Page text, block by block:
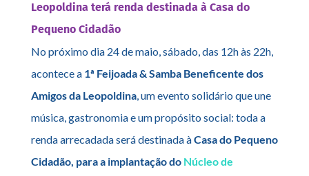
Leopoldina terá renda destinada à Casa do
Pequeno Cidadão
No próximo dia 24 de maio, sábado, das 12h às 22h,
acontece a 1ª Feijoada & Samba Beneficente dos
Amigos da Leopoldina, um evento solidário que une
música, gastronomia e um propósito social: toda a
renda arrecadada será destinada àCasa do Pequeno
Cidadão, para a implantação do Núcleo de